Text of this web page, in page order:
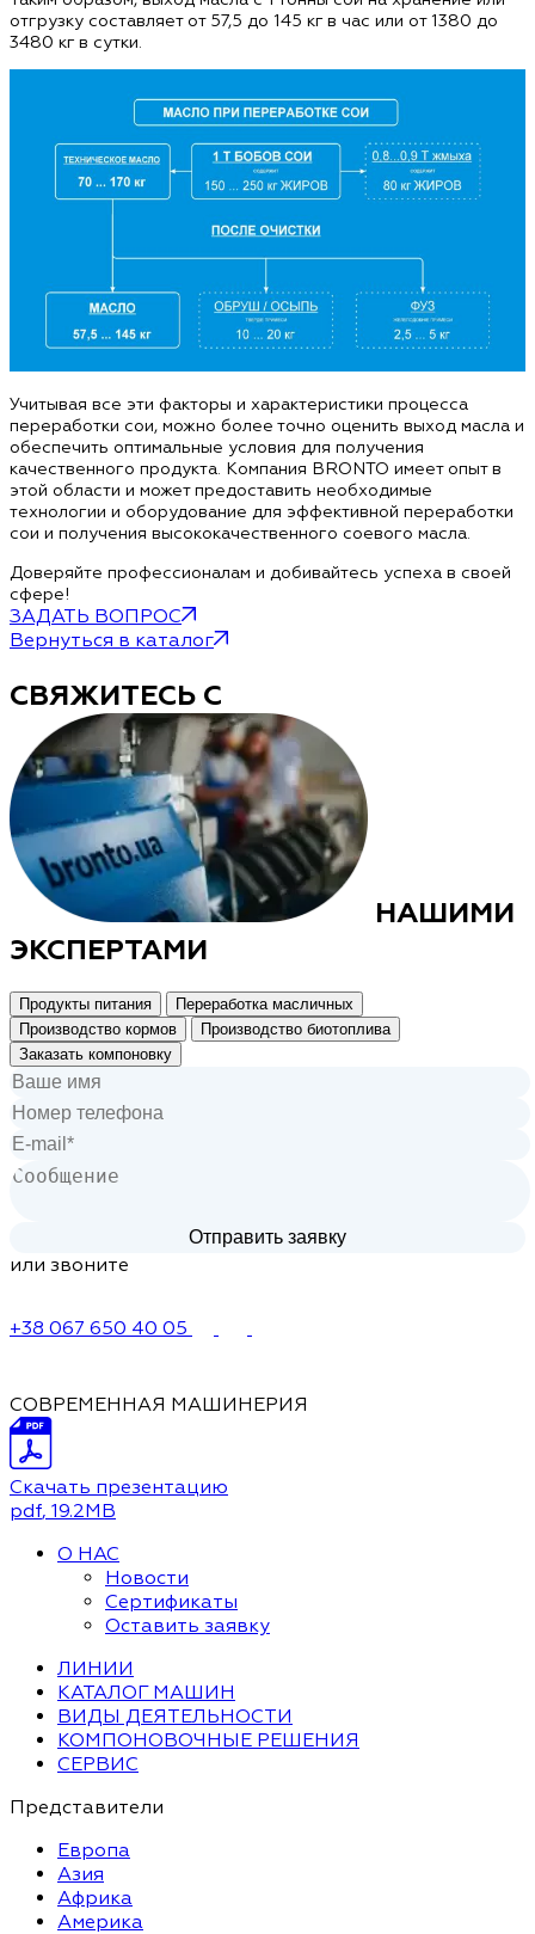
отгрузку составляет от 57,5 до 145 кг в час или от 1380 до
3480 кг в сутки.
Учитывая все эти факторы и характеристики процесса
переработки сои, можно более точно оценить выход масла и
обеспечить оптимальные условия для получения
качественного продукта. Компания BRONTO имеет опыт в
этой области и может предоставить необходимые
технологии и оборудование для эффективной переработки
сои и получения высококачественного соевого масла.
Доверяйте профессионалам и добивайтесь успеха в своей
сфере!
ЗАДАТЬ ВОПРОС
Вернуться в каталог
СВЯЖИТЕСЬ С
НАШИМИ
ЭКСПЕРТАМИ
Продукты питания
Переработка масличных
Производство кормов
Производство биотоплива
Заказать компоновку
или звоните
+38 067 650 40 05
СОВРЕМЕННАЯ МАШИНЕРИЯ
Скачать презентацию
pdf, 19.2MB
О НАС
Новости
Сертификаты
Оставить заявку
ЛИНИИ
КАТАЛОГ МАШИН
ВИДЫ ДЕЯТЕЛЬНОСТИ
КОМПОНОВОЧНЫЕ РЕШЕНИЯ
СЕРВИС
Представители
Европа
Азия
Африка
Америка